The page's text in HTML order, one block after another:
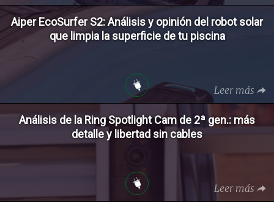
Aiper EcoSurfer S2: Análisis y opinión del robot solar
que limpia la superficie de tu piscina
Leer más
Análisis de la Ring Spotlight Cam de 2ª gen.: más
detalle y libertad sin cables
Leer más